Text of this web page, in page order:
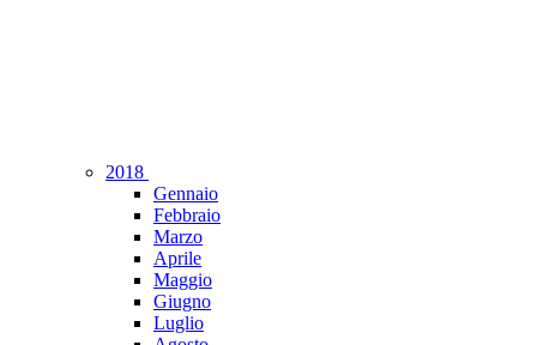
2018
Gennaio
Febbraio
Marzo
Aprile
Maggio
Giugno
Luglio